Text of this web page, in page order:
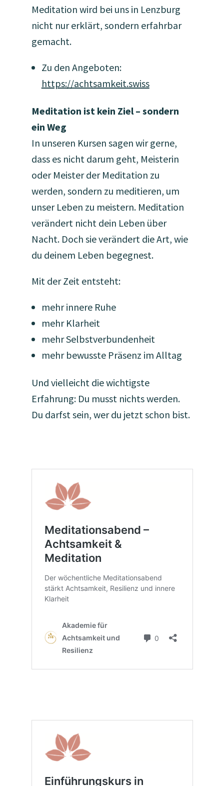
Meditation wird bei uns in Lenzburg
nicht nur erklärt, sondern erfahrbar
gemacht.
Zu den Angeboten:
https://achtsamkeit.swiss
Meditation ist kein Ziel – sondern
ein Weg
In unseren Kursen sagen wir gerne,
dass es nicht darum geht, Meisterin
oder Meister der Meditation zu
werden, sondern zu meditieren, um
unser Leben zu meistern. Meditation
verändert nicht dein Leben über
Nacht. Doch sie verändert die Art, wie
du deinem Leben begegnest.
Mit der Zeit entsteht:
mehr innere Ruhe
mehr Klarheit
mehr Selbstverbundenheit
mehr bewusste Präsenz im Alltag
Und vielleicht die wichtigste
Erfahrung: Du musst nichts werden.
Du darfst sein, wer du jetzt schon bist.